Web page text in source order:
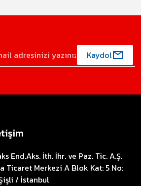
Kaydol
End.Aks. İth. İhr. ve Paz. Tic. A.Ş.
Ticaret Merkezi A Blok Kat: 5 No:
/ İstanbul